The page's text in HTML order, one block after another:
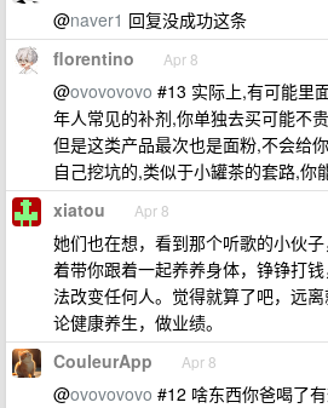
@naver1 回复没成功这条
florentino Apr 8
@ovovovovo #13 实际上,有可能里
年人常见的补剂,你单独去买可能不
但是这类产品最次也是面粉,不会给
自己挖坑的,类似于小罐茶的套路,你
xiatou Apr 8
她们也在想，看到那个听歌的小伙
着带你跟着一起养养身体，铮铮打
法改变任何人。觉得就算了吧，远
论健康养生，做业绩。
CouleurApp Apr 8
@ovovovovo #12 啥东西你爸喝了有